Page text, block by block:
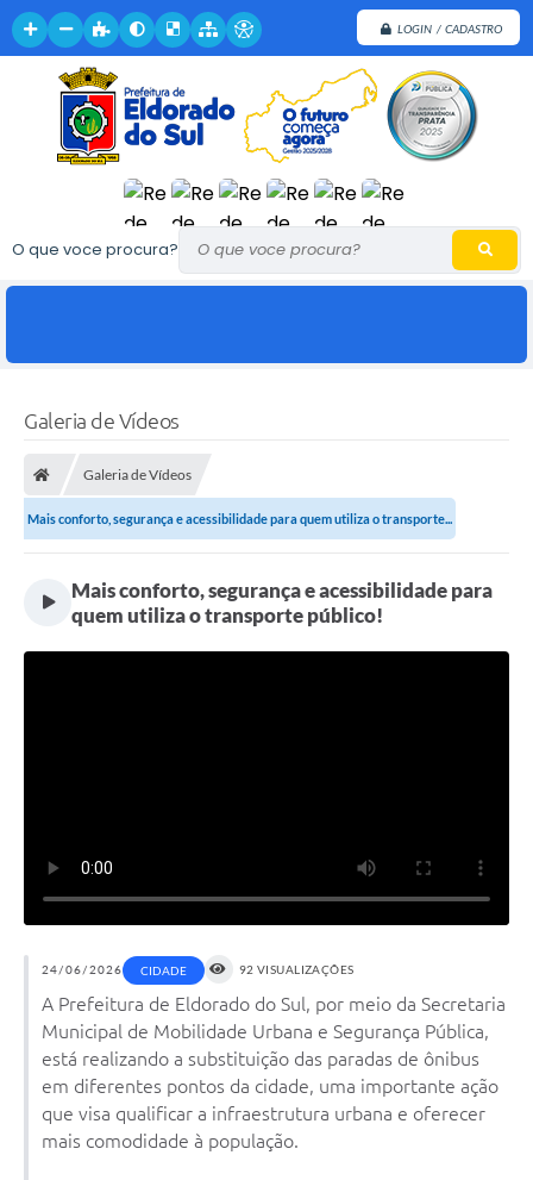
LOGIN / CADASTRO
O que voce procura?
Galeria de Vídeos
Galeria de Vídeos
Mais conforto, segurança e acessibilidade para quem utiliza o transporte...
Mais conforto, segurança e acessibilidade para
quem utiliza o transporte público!
24/06/2026 CIDADE 92 VISUALIZAÇÕES
A Prefeitura de Eldorado do Sul, por meio da Secretaria
Municipal de Mobilidade Urbana e Segurança Pública,
está realizando a substituição das paradas de ônibus
em diferentes pontos da cidade, uma importante ação
que visa qualificar a infraestrutura urbana e oferecer
mais comodidade à população.